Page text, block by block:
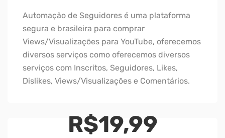
Automação de Seguidores é uma plataforma
segura e brasileira para comprar
Views/Visualizações para YouTube, oferecemos
diversos serviços como oferecemos diversos
serviços com Inscritos, Seguidores, Likes,
Dislikes, Views/Visualizações e Comentários.
R$19,99